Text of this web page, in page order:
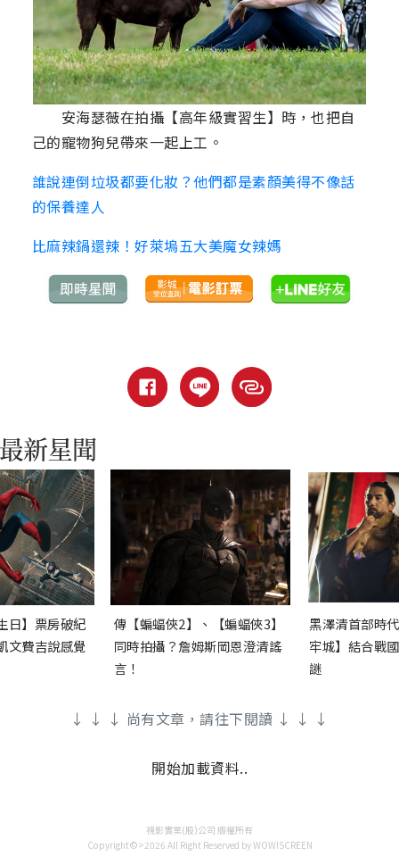
安海瑟薇在拍攝【高年級實習生】時，也把自
己的寵物狗兒帶來一起上工。
誰說連倒垃圾都要化妝？他們都是素顏美得不像話
的保養達人
比麻辣鍋還辣！好萊塢五大美魔女辣媽
日】票房破紀
文費吉說感覺
傳【蝙蝠俠2】、【蝙蝠俠3】
同時拍攝？詹姆斯岡恩澄清謠
言！
黑澤清首部時
牢城】結合戰
謎
↓ ↓ ↓ 尚有文章，請往下閱讀 ↓ ↓ ↓
開始加載資料..
視影實業(股)公司 版權所有
Copyright©>2026 All Right Reserved by WOW!SCREEN